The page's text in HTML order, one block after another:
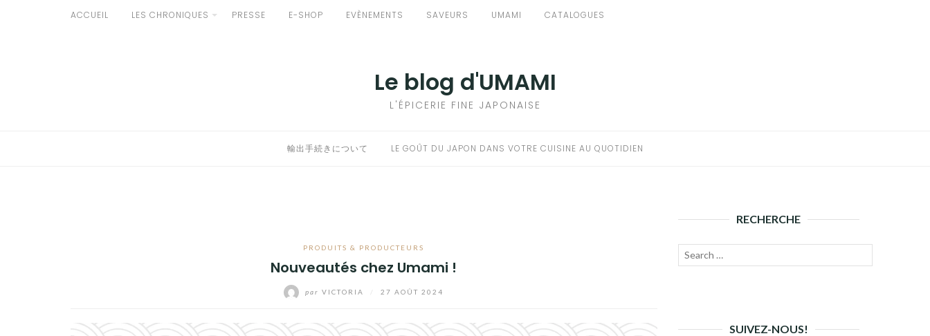
ACCUEIL LES CHRONIQUES PRESSE E-SHOP EVÈNEMENTS SAVEURS UMAMI CATALOGUES
Le blog d'UMAMI
L'ÉPICERIE FINE JAPONAISE
輸出手続きについて LE GOÛT DU JAPON DANS VOTRE CUISINE AU QUOTIDIEN
PRODUITS & PRODUCTEURS
Nouveautés chez Umami !
par VICTORIA 27 AOÛT 2024
RECHERCHE
Recherche
SUIVEZ-NOUS!